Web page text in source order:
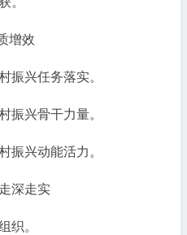
增效
振兴任务落实。
振兴骨干力量。
振兴动能活力。
深走实
织。